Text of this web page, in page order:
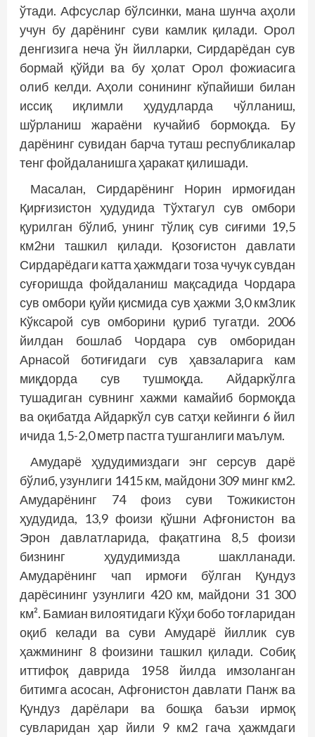
ўтади. Афсуслар бўлсинки, мана шунча аҳоли
учун бу дарёнинг суви камлик қилади. Орол
денгизига неча ўн йилларки, Сирдарёдан сув
бормай қўйди ва бу ҳолат Орол фожиасига
олиб келди. Аҳоли сонининг кўпайиши билан
иссиқ иқлимли ҳудудларда чўлланиш,
шўрланиш жараёни кучайиб бормоқда. Бу
дарёнинг сувидан барча туташ республикалар
тенг фойдаланишга ҳаракат қилишади.
Масалан, Сирдарёнинг Норин ирмоғидан
Қирғизистон ҳудудида Тўхтагул сув омбори
қурилган бўлиб, унинг тўлиқ сув сиғими 19,5
км2ни ташкил қилади. Қозоғистон давлати
Сирдарёдаги катта ҳажмдаги тоза чучук сувдан
суғоришда фойдаланиш мақсадида Чордара
сув омбори қуйи қисмида сув ҳажми 3,0 км3лик
Кўксарой сув омборини қуриб тугатди. 2006
йилдан бошлаб Чордара сув омборидан
Арнасой ботиғидаги сув ҳавзаларига кам
миқдорда сув тушмоқда. Айдаркўлга
тушадиган сувнинг хажми камайиб бормоқда
ва оқибатда Айдаркўл сув сатҳи кейинги 6 йил
ичида 1,5-2,0 метр пастга тушганлиги маълум.
Амударё ҳудудимиздаги энг серсув дарё
бўлиб, узунлиги 1415 км, майдони 309 минг км2.
Амударёнинг 74 фоиз суви Тожикистон
ҳудудида, 13,9 фоизи қўшни Афғонистон ва
Эрон давлатларида, фақатгина 8,5 фоизи
бизнинг ҳудудимизда шаклланади.
Амударёнинг чап ирмоғи бўлган Қундуз
дарёсининг узунлиги 420 км, майдони 31 300
км². Бамиан вилоятидаги Кўҳи бобо тоғларидан
оқиб келади ва суви Амударё йиллик сув
ҳажмининг 8 фоизини ташкил қилади. Собиқ
иттифоқ даврида 1958 йилда имзоланган
битимга асосан, Афғонистон давлати Панж ва
Қундуз дарёлари ва бошқа баъзи ирмоқ
сувларидан ҳар йили 9 км2 гача ҳажмдаги